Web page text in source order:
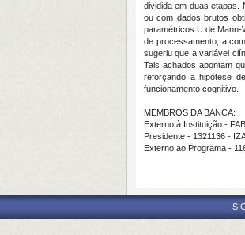
dividida em duas etapas.
ou com dados brutos
paramétricos U de
de processamento, a
sugeriu que a variável
Tais achados apontam
reforçando a hipótese
funcionamento cognitivo.
MEMBROS DA BANCA:
Externo à Instituição -
Presidente - 1321136 -
Externo ao Programa -